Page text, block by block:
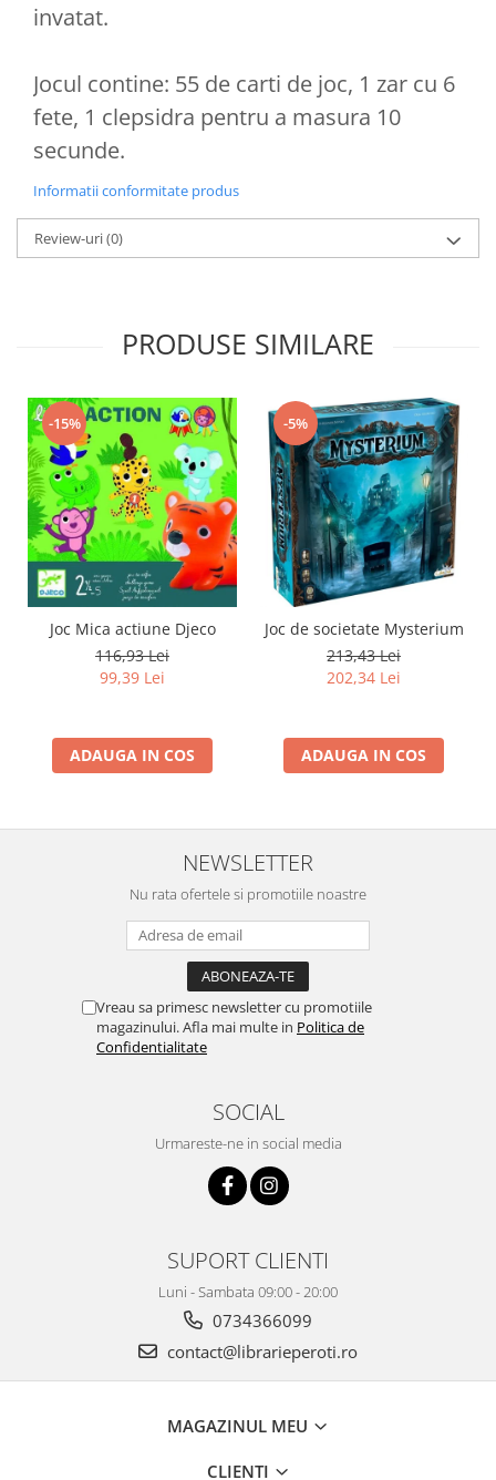
invatat.
Jocul contine: 55 de carti de joc, 1 zar cu 6
fete, 1 clepsidra pentru a masura 10
secunde.
Informatii conformitate produs
Review-uri(0)
PRODUSE SIMILARE
-15%
Joc Mica actiune Djeco
116,93 Lei
99,39 Lei
ADAUGA IN COS
-5%
Joc de societate Mysterium
213,43 Lei
202,34 Lei
ADAUGA IN COS
NEWSLETTER
Nu rata ofertele si promotiile noastre
Vreau sa primesc newsletter cu promotiile
magazinului. Afla mai multe in Politica de
Confidentialitate
SOCIAL
Urmareste-ne in social media
SUPORT CLIENTI
Luni - Sambata 09:00 - 20:00
0734366099
contact@librarieperoti.ro
MAGAZINUL MEU
CLIENTI